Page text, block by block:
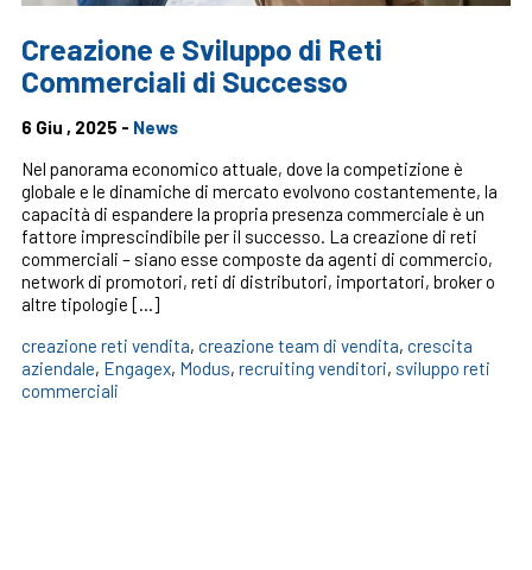
Creazione e Sviluppo di Reti
Commerciali di Successo
6 Giu , 2025 - News
Nel panorama economico attuale, dove la competizione è
globale e le dinamiche di mercato evolvono costantemente, la
capacità di espandere la propria presenza commerciale è un
fattore imprescindibile per il successo. La creazione di reti
commerciali – siano esse composte da agenti di commercio,
network di promotori, reti di distributori, importatori, broker o
altre tipologie […]
creazione reti vendita, creazione team di vendita, crescita
aziendale, Engagex, Modus, recruiting venditori, sviluppo reti
commerciali